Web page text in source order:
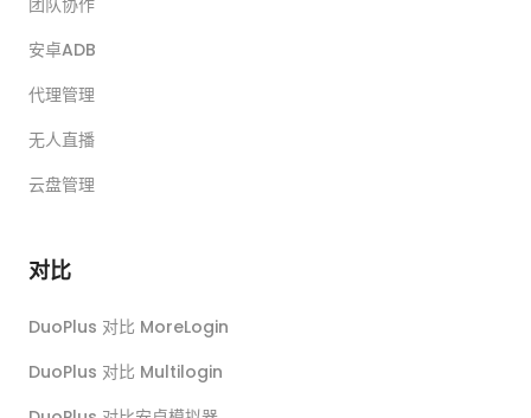
团队协作
安卓ADB
代理管理
无人直播
云盘管理
对比
DuoPlus 对比 MoreLogin
DuoPlus 对比 Multilogin